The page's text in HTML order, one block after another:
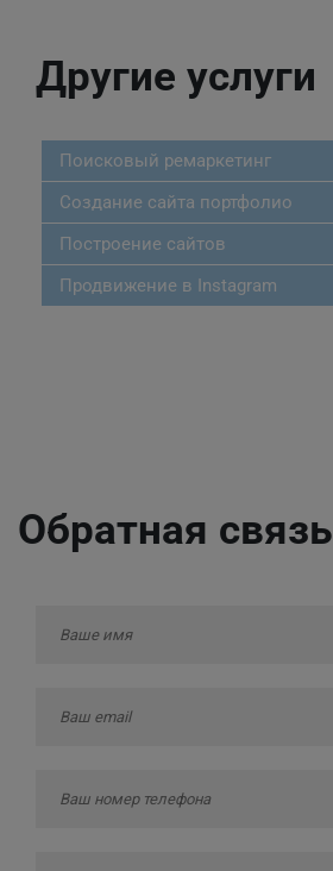
Другие услуги
Поисковый ремаркетинг
Создание сайта портфолио
Построение сайтов
Продвижение в Instagram
Обратная связь